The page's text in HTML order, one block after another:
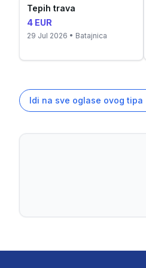
Tepih trava
4 EUR
29 Jul 2026 • Batajnica
Idi na sve oglase ovog tipa